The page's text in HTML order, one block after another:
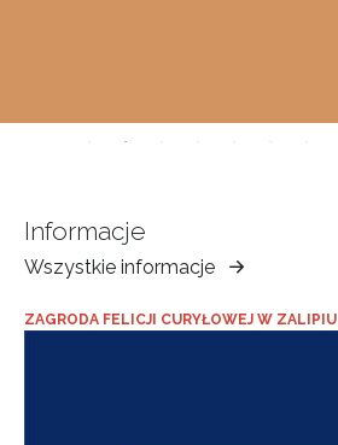
Informacje
Wszystkie informacje
Muzeum
Ziemi
Tarnowskiej
ZAGRODA FELICJI CURYŁOWEJ W ZALIPIU